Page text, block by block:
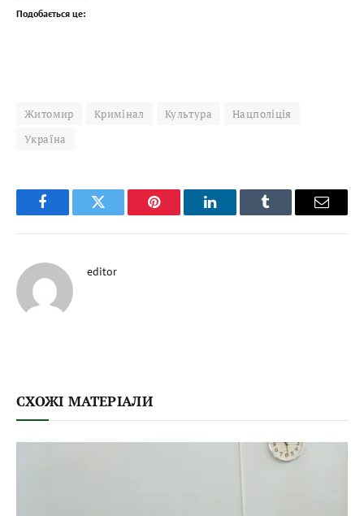
Подобається це:
Житомир Кримінал Культура
Нацполіція
Україна
FacebookTwitter Pinterest LinkedInTumblr Email
editor
СХОЖІ МАТЕРІАЛИ